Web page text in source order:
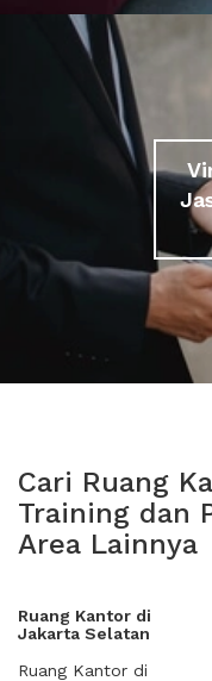
Cari Ruang
Training dan
Area Lainnya
Ruang Kantor di
Jakarta Selatan
Ruang Kantor di